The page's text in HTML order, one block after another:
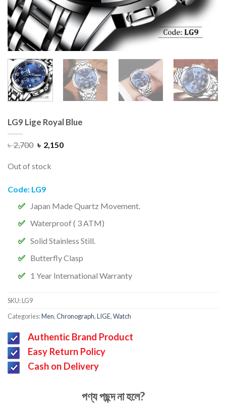
LG9 Lige Royal Blue
৳2,700 ৳ 2,150
Out of stock
Code: LG9
Japan Made Quartz Movement.
Waterproof ( 3 ATM)
Solid Stainless Still.
Butterfly Clasp
1 Year International Warranty
SKU:LG9
Categories:Men,Chronograph,LIGE,Watch
Authentic Brand Product
Easy Return Policy
Cash on Delivery
পণ্য পছন্দ না হলে?